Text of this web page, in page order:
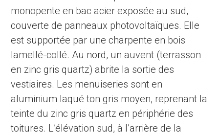
monopente en bac acier exposée au sud,
couverte de panneaux photovoltaïques. Elle
est supportée par une charpente en bois
lamellé-collé. Au nord, un auvent (terrasson
en zinc gris quartz) abrite la sortie des
vestiaires. Les menuiseries sont en
aluminium laqué ton gris moyen, reprenant la
teinte du zinc gris quartz en périphérie des
toitures. L’élévation sud, à l’arrière de la